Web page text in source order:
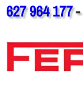
627 964 177-